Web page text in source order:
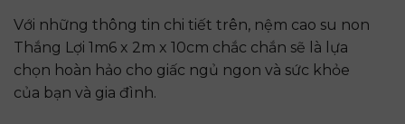
Với những thông tin chi tiết trên, nệm cao su non
Thắng Lợi 1m6 x 2m x 10cm chắc chắn sẽ là lựa
chọn hoàn hảo cho giấc ngủ ngon và sức khỏe
của bạn và gia đình.